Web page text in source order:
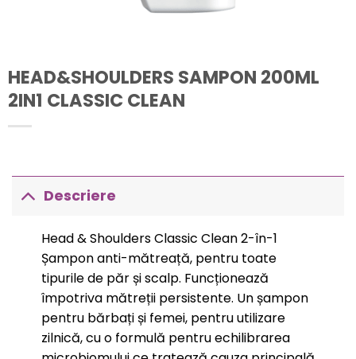
HEAD&SHOULDERS SAMPON 200ML
2IN1 CLASSIC CLEAN
Descriere
Head & Shoulders Classic Clean 2-în-1
Șampon anti-mătreață, pentru toate
tipurile de păr și scalp. Funcționează
împotriva mătreții persistente. Un șampon
pentru bărbați și femei, pentru utilizare
zilnică, cu o formulă pentru echilibrarea